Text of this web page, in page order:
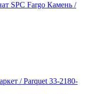
SPC Fargo Камень /